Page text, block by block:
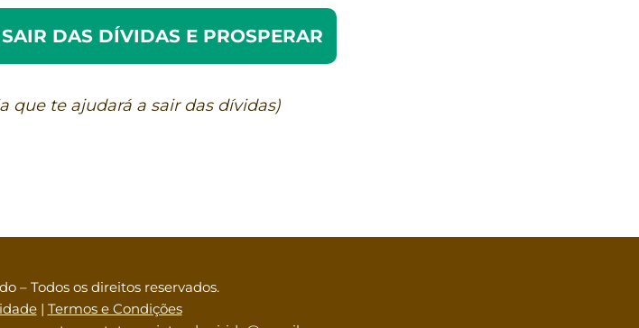
DAS DÍVIDAS E PROSPERAR
que te ajudará a sair das dívidas)
– Todos os direitos reservados.
| Termos e Condições